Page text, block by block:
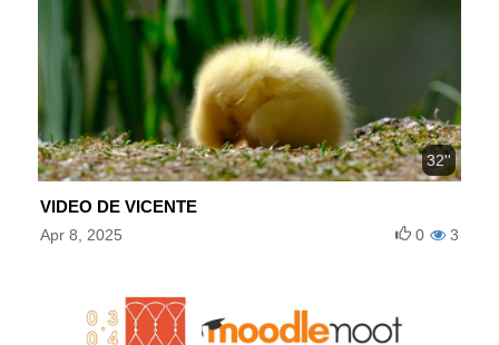
32''
VIDEO DE VICENTE
Apr 8, 2025 3
0